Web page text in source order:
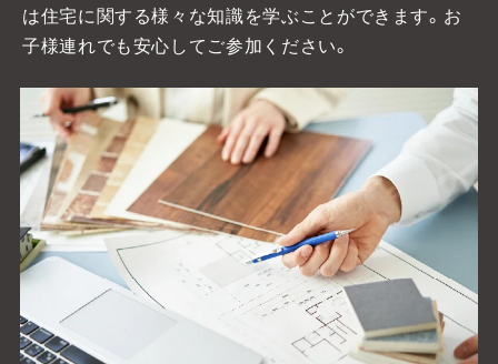
アルホームサービス
のXです。
[@alhome2001]
Simplenoteの
インスタグラムです。
[simplenote ibaraki
takatsuki]
アルホームサービスの
インスタグラムです。
[alhomeservice inc]
アルホームサービスの
公式LINEです。
[@030gfzbj]
は住宅に関する様々な知識を学ぶことができます。お
子様連れでも安心してご参加ください。